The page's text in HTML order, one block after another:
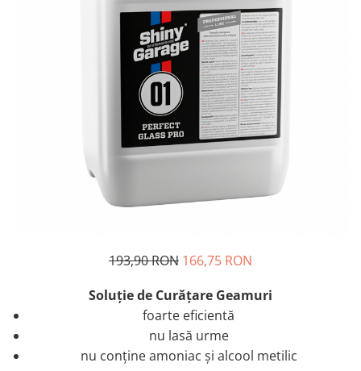
193,90 RON 166,75 RON
Soluție de Curățare Geamuri
foarte eficientă
nu lasă urme
nu conține amoniac și alcool metilic